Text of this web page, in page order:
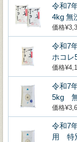
令和7
4kg 無
価格
令和7
ホコレ
価格
令和7
5kg 無
価格
令和7
用 特